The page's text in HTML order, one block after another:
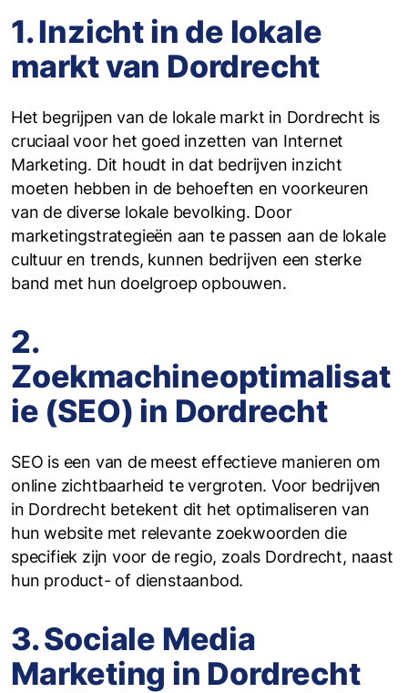
1. Inzicht in de lokale
markt van Dordrecht
Het begrijpen van de lokale markt in Dordrecht is
cruciaal voor het goed inzetten van Internet
Marketing. Dit houdt in dat bedrijven inzicht
moeten hebben in de behoeften en voorkeuren
van de diverse lokale bevolking. Door
marketingstrategieën aan te passen aan de lokale
cultuur en trends, kunnen bedrijven een sterke
band met hun doelgroep opbouwen.
2.
Zoekmachineoptimalisat
ie (SEO) in Dordrecht
SEO is een van de meest effectieve manieren om
online zichtbaarheid te vergroten. Voor bedrijven
in Dordrecht betekent dit het optimaliseren van
hun website met relevante zoekwoorden die
specifiek zijn voor de regio, zoals Dordrecht, naast
hun product- of dienstaanbod.
3. Sociale Media
Marketing in Dordrecht